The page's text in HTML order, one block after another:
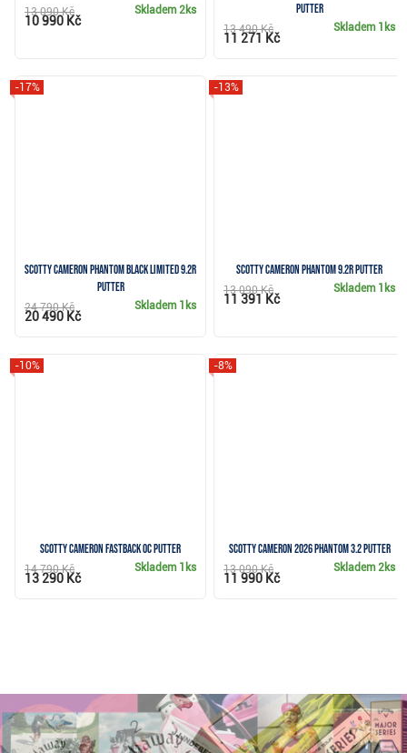
Skladem2ks
13 090 Kč
10 990 Kč
putter
Skladem 1ks
13 490 Kč
11 271 Kč
Scotty Cameron Phantom Black Limited 9.2R
putter
-17%
Skladem 1ks
24 790 Kč
20 490 Kč
Scotty Cameron Phantom 9.2R putter
-13%
Skladem 1ks
13 090 Kč
11 391 Kč
Scotty Cameron Fastback OC putter
-10%
Skladem 1ks
14 790 Kč
13 290 Kč
Scotty Cameron 2026 Phantom 3.2 putter
-8%
Skladem 2ks
13 090 Kč
11 990 Kč